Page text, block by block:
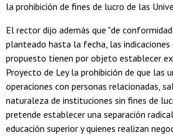
la prohibición de fines de lucro de las
El rector dijo además que "de
planteado hasta la fecha, las indicaciones
propuesto tienen por objeto establecer
Proyecto de Ley la prohibición de que las
operaciones con personas relacionadas,
naturaleza de instituciones sin fines de
pretende establecer una separación
educación superior y quienes realizan